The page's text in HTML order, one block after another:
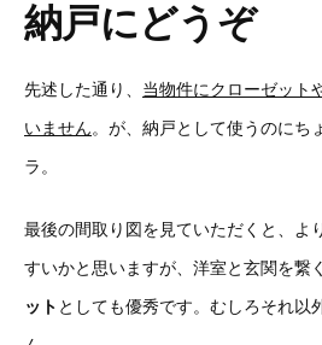
納戸にどうぞ
先述した通り、 当物件にクローゼット
いません。が、納戸として使うのにち
ラ。
最後の間取り図を見ていただくと、よ
すいかと思いますが、洋室と玄関を繋
ット としても優秀です。 むしろそれ以